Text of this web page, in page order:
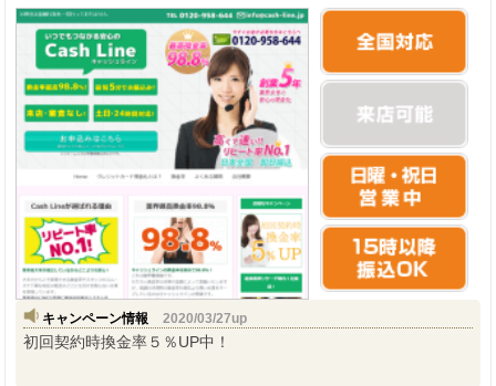
キャンペーン情報 2020/03/27up
初回契約時換金率５％UP中！